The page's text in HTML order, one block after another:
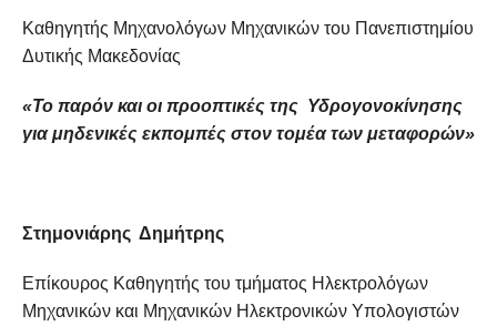
Καθηγητής Μηχανολόγων Μηχανικών του Πανεπιστημίου
Δυτικής Μακεδονίας
«Το παρόν και οι προοπτικές της Υδρογονοκίνησης
για μηδενικές εκπομπές στον τομέα των μεταφορών»
Στημονιάρης Δημήτρης
Επίκουρος Καθηγητής του τμήματος Ηλεκτρολόγων
Μηχανικών και Μηχανικών Ηλεκτρονικών Υπολογιστών